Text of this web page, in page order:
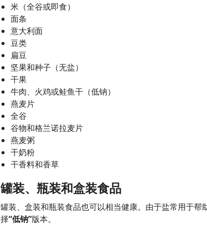
米（全谷或即食）
面条
意大利面
豆类
扁豆
坚果和种子（无盐）
干果
牛肉、火鸡或鲑鱼干（低钠）
燕麦片
全谷
谷物和格兰诺拉麦片
燕麦粥
干奶粉
干香料和香草
罐装、瓶装和盒装食品
罐装、盒装和瓶装食品也可以相当健康。由于盐常用于
择“低钠”版本。